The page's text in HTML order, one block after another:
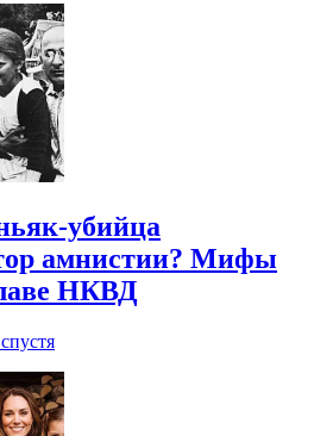
убийца
амнистии? Мифы
НКВД